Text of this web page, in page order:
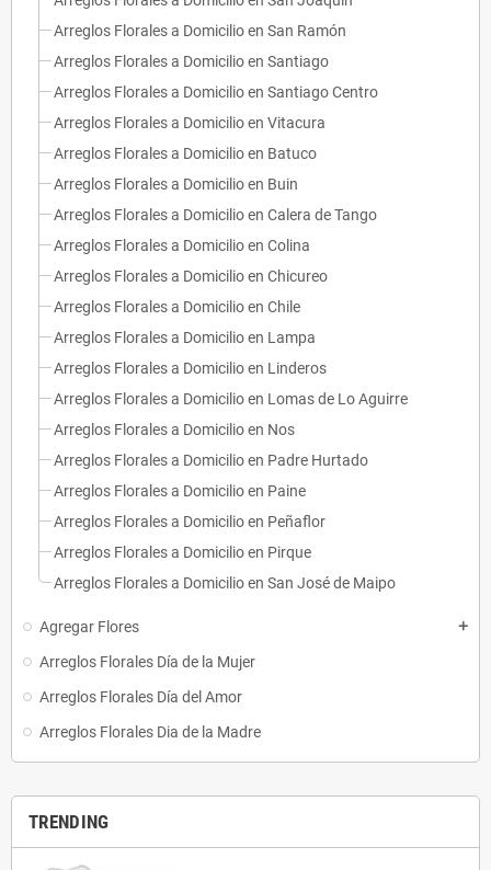
Arreglos Florales a Domicilio en San Ramón
Arreglos Florales a Domicilio en Santiago
Arreglos Florales a Domicilio en Santiago Centro
Arreglos Florales a Domicilio en Vitacura
Arreglos Florales a Domicilio en Batuco
Arreglos Florales a Domicilio en Buin
Arreglos Florales a Domicilio en Calera de Tango
Arreglos Florales a Domicilio en Colina
Arreglos Florales a Domicilio en Chicureo
Arreglos Florales a Domicilio en Chile
Arreglos Florales a Domicilio en Lampa
Arreglos Florales a Domicilio en Linderos
Arreglos Florales a Domicilio en Lomas de Lo Aguirre
Arreglos Florales a Domicilio en Nos
Arreglos Florales a Domicilio en Padre Hurtado
Arreglos Florales a Domicilio en Paine
Arreglos Florales a Domicilio en Peñaflor
Arreglos Florales a Domicilio en Pirque
Arreglos Florales a Domicilio en San José de Maipo
Agregar Flores add
Arreglos Florales Día de la Mujer
Arreglos Florales Día del Amor
Arreglos Florales Dia de la Madre
TRENDING